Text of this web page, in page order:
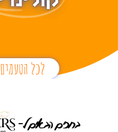
לכל הטעמים
ברוכים הבאים ל-